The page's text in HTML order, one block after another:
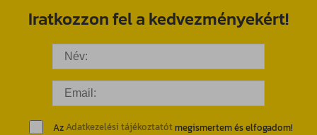
Iratkozzon fel a kedvezményekért!
Az Adatkezelési tájékoztatótmegismertem és elfogadom!